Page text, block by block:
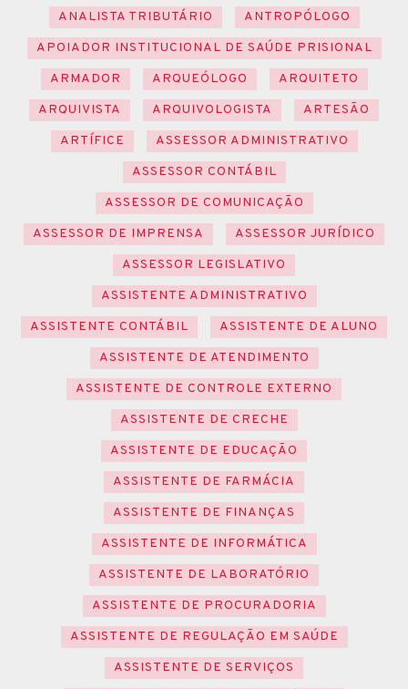
ANALISTA TRIBUTÁRIO
ANTROPÓLOGO
APOIADOR INSTITUCIONAL DE SAÚDE PRISIONAL
ARMADOR
ARQUEÓLOGO
ARQUITETO
ARQUIVISTA
ARQUIVOLOGISTA
ARTESÃO
ARTÍFICE
ASSESSOR ADMINISTRATIVO
ASSESSOR CONTÁBIL
ASSESSOR DE COMUNICAÇÃO
ASSESSOR DE IMPRENSA
ASSESSOR JURÍDICO
ASSESSOR LEGISLATIVO
ASSISTENTE ADMINISTRATIVO
ASSISTENTE CONTÁBIL
ASSISTENTE DE ALUNO
ASSISTENTE DE ATENDIMENTO
ASSISTENTE DE CONTROLE EXTERNO
ASSISTENTE DE CRECHE
ASSISTENTE DE EDUCAÇÃO
ASSISTENTE DE FARMÁCIA
ASSISTENTE DE FINANÇAS
ASSISTENTE DE INFORMÁTICA
ASSISTENTE DE LABORATÓRIO
ASSISTENTE DE PROCURADORIA
ASSISTENTE DE REGULAÇÃO EM SAÚDE
ASSISTENTE DE SERVIÇOS